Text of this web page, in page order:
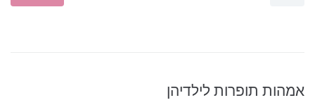
אמהות תופרות לילדיהן